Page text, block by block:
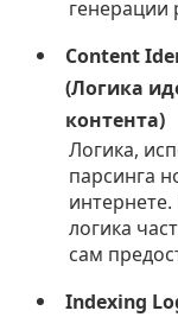
генерации
Content
(Логика
контента)
Логика,
парсинга
интернете.
логика
сам
Indexing